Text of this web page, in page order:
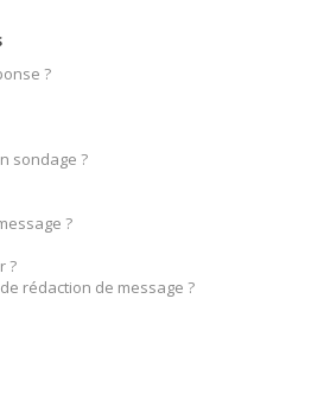
?
sondage ?
?
?
rédaction de message ?